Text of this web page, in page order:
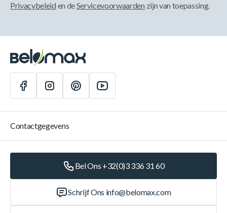
Privacybeleid en deServicevoorwaarden zijn van toepassing.
Contactgegevens
Bel Ons +32(0)3 336 31 60
Schrijf Ons info@belomax.com